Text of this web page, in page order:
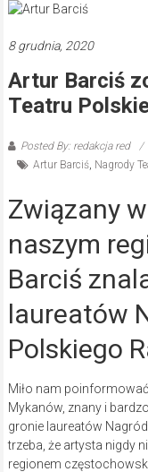
8 grudnia, 2020
Artur Barciś
Teatru
Posted By: redakcja red
Artur Barciś, Nagrody
Związany
naszym
Barciś
laureatów
Polskiego
Miło nam
Mykanów, znany i
gronie laureatów
trzeba, że artysta nigdy
regionem